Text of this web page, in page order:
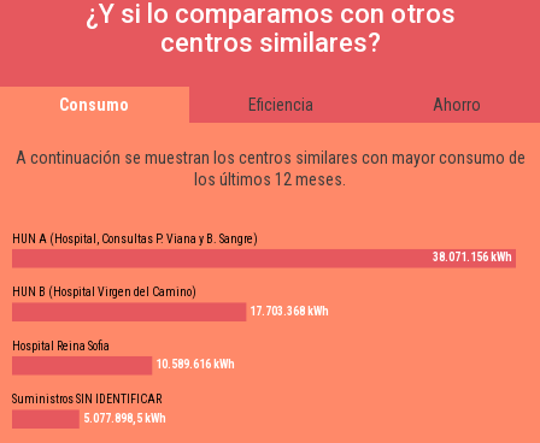
¿Y si lo comparamos con otros
centros similares?
Consumo Eficiencia Ahorro
A continuación se muestran los centros similares con mayor consumo de
los últimos 12 meses.
38.071.156 kWh
17.703.368 kWh
10.589.616 kWh
5.077.898,5 kWh
HUN A (Hospital, Consultas P. Viana y B. Sangre)
HUN B (Hospital Virgen del Camino)
Hospital Reina Sofia
Suministros SIN IDENTIFICAR